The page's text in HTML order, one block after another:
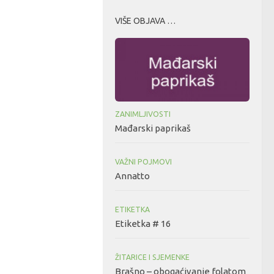
VIŠE OBJAVA …
ZANIMLJIVOSTI
Mađarski paprikaš
VAŽNI POJMOVI
Annatto
ETIKETKA
Etiketka # 16
ŽITARICE I SJEMENKE
Brašno – obogaćivanje folatom